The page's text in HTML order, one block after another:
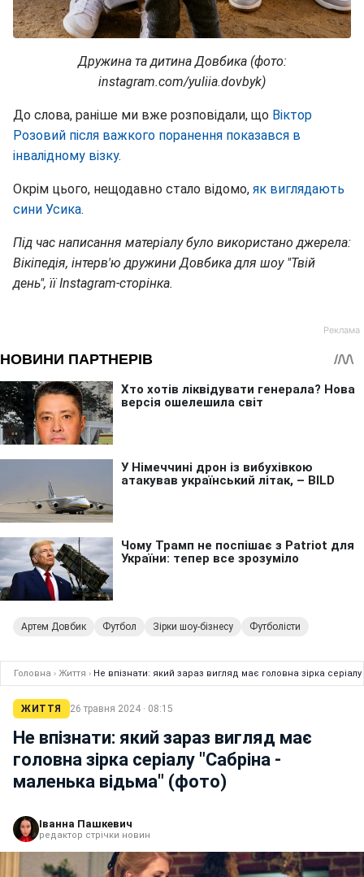
Дружина та дитина Довбика (фото:
instagram.com/yuliia.dovbyk)
До слова, раніше ми вже розповідали, що Віктор
Розовий після важкого поранення показався в
інвалідному візку.
Окрім цього, нещодавно стало відомо, як виглядають
сини Усика.
Під час написання матеріалу було використано джерела:
Вікіпедія, інтерв'ю дружини Довбика для шоу "Твій
день", її Instagram-сторінка.
Артем Довбик Футбол Зірки шоу-бізнесу Футболісти
Головна › Життя › Не впізнати: який зараз вигляд має головна зірка
ЖИТТЯ 26 травня 2024 · 08:15
Не впізнати: який зараз вигляд має
головна зірка серіалу "Сабріна -
маленька відьма" (фото)
Іванна Пашкевич
редактор стрічки новин